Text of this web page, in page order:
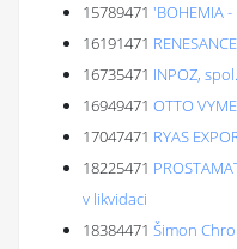
15789471 'BOHEMIA
16191471
16735471 INPOZ,
16949471 OTTO
17047471 RYAS
18225471
v likvidaci
18384471 Šimon